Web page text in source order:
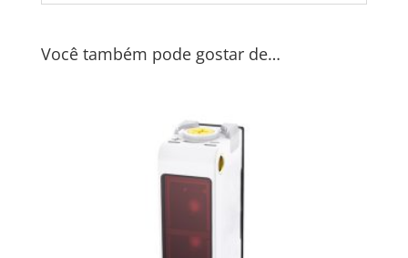
Você também pode gostar de…